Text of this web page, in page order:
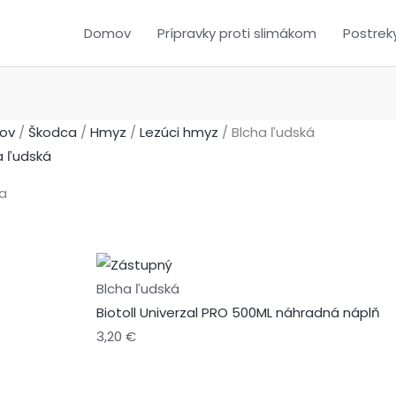
Domov Prípravky proti slimákom
/ Škodca / Hmyz / Lezúci hmyz / Blcha ľudská
ľudská
1–39 z 63 výsledkov
Blcha ľudská
Biotoll Univerzal PRO 500ML náhradná náplň
3,20€